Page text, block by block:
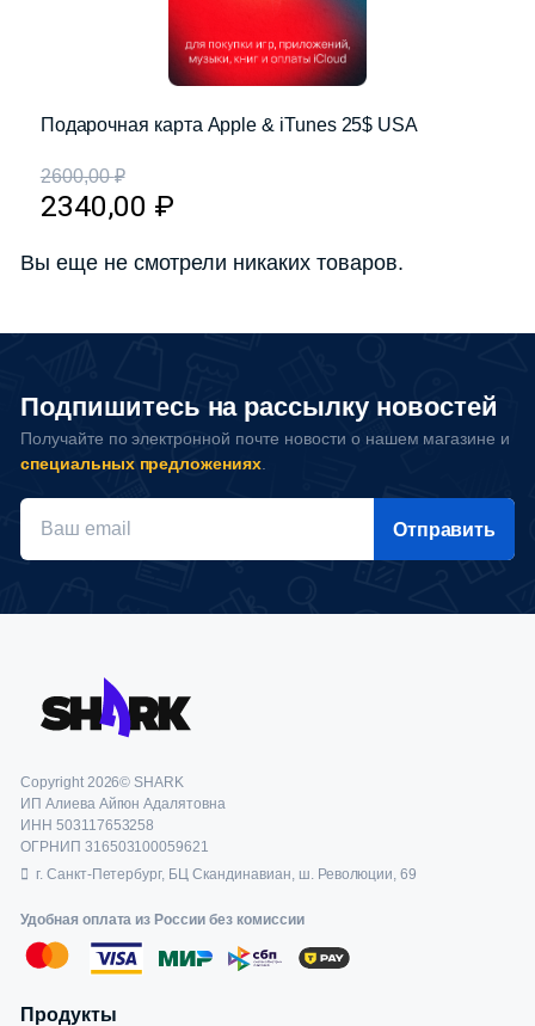
Подарочная карта Apple & iTunes 25$ USA
2600,00₽
2340,00 ₽
Вы еще не смотрели никаких товаров.
Подпишитесь на рассылку новостей
Получайте по электронной почте новости о нашем магазине и
специальных предложениях.
Отправить
Copyright 2026© SHARK
ИП Алиева Айгюн Адалятовна
ИНН 503117653258
ОГРНИП 316503100059621
г. Санкт-Петербург, БЦ Скандинавиан, ш. Революции, 69
Удобная оплата из России без комиссии
Продукты